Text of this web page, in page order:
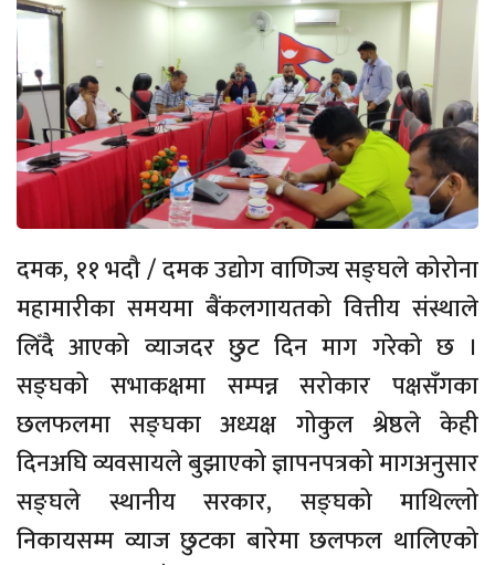
दमक, ११ भदौ / दमक उद्योग वाणिज्य सङ्घले कोरोना
महामारीका समयमा बैंकलगायतको वित्तीय संस्थाले
लिँदै आएको व्याजदर छुट दिन माग गरेको छ ।
सङ्घको सभाकक्षमा सम्पन्न सरोकार पक्षसँगका
छलफलमा सङ्घका अध्यक्ष गोकुल श्रेष्ठले केही
दिनअघि व्यवसायले बुझाएको ज्ञापनपत्रको मागअनुसार
सङ्घले स्थानीय सरकार, सङ्घको माथिल्लो
निकायसम्म व्याज छुटका बारेमा छलफल थालिएको